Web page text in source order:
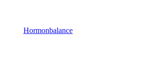
Hormonbalance